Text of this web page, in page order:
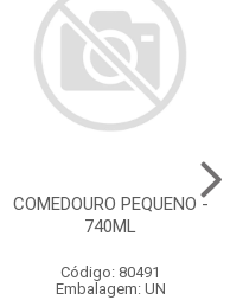
COMEDOURO PEQUENO -
740ML
Código: 80491
Embalagem: UN